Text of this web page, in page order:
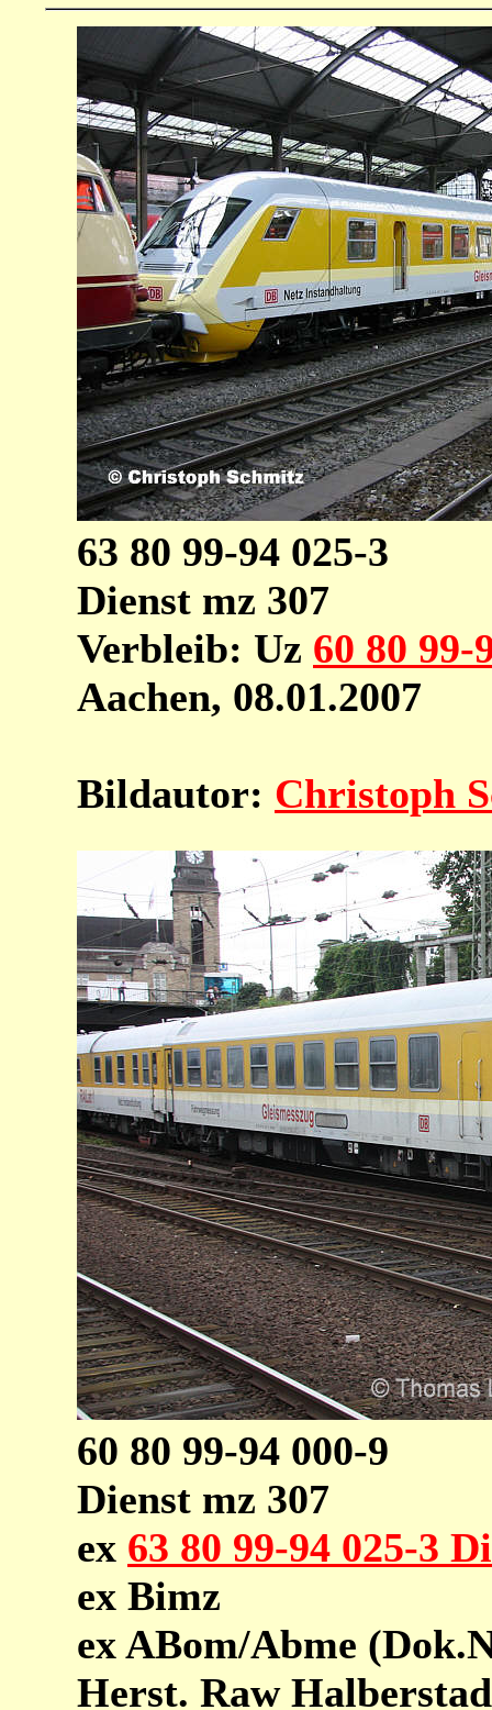
63 80 99-94 025-3
Dienst mz 307
Verbleib: Uz 60 80 99-
Aachen, 08.01.2007
Bildautor: Christoph
60 80 99-94 000-9
Dienst mz 307
ex 63 80 99-94 025-3
ex Bimz
ex ABom/Abme
Herst. Raw